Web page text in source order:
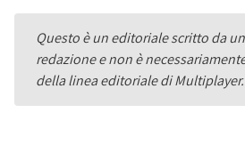
Questo è un editoriale scritto da
redazione e non è
della linea editoriale di